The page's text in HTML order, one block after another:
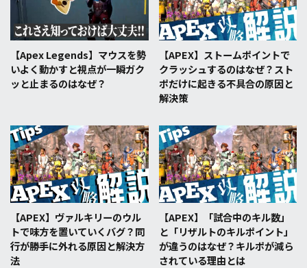
【Apex Legends】マウスを勢
いよく動かすと視点が一瞬ガク
ッと止まるのはなぜ？
【APEX】ストームポイントで
クラッシュするのはなぜ？スト
ポだけに起きる不具合の原因と
解決策
【APEX】ヴァルキリーのウル
トで味方を置いていくバグ？同
行が勝手に外れる原因と解決方
法
【APEX】「試合中のキル数」
と「リザルトのキルポイント」
が違うのはなぜ？キルポが減ら
されている理由とは